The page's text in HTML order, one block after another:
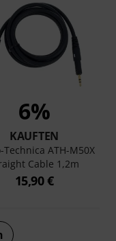
6%
KAUFTEN
Technica ATH-M50X
Cable 1,2m
15,90 €